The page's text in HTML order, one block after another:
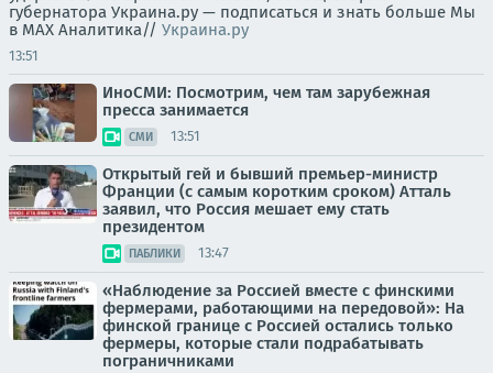
губернатора Украина.ру — подписаться и знать больше Мы
в MAX Аналитика// Украина.ру
13:51
ИноСМИ: Посмотрим, чем там зарубежная
пресса занимается
СМИ 13:51
Открытый гей и бывший премьер-министр
Франции (с самым коротким сроком) Атталь
заявил, что Россия мешает ему стать
президентом
ПАБЛИКИ 13:47
«Наблюдение за Россией вместе с финскими
фермерами, работающими на передовой»: На
финской границе с Россией остались только
фермеры, которые стали подрабатывать
пограничниками